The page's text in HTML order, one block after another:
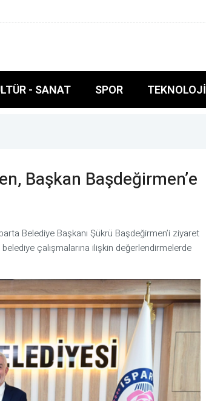
- SANAT SPOR TEKNOLOJI
Başkan Başdeğirmen’e
Belediye Başkanı Şükrü Başdeğirmen’i ziyaret
çalışmalarına ilişkin değerlendirmelerde